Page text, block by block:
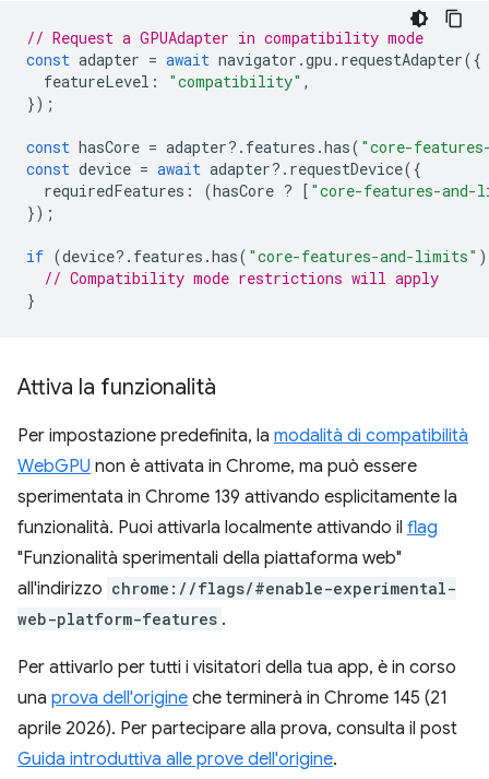
// Request a GPUAdapter in compatibility mode
const adapter = await navigator .gpu . requestAdapter({
featureLevel : "compatibility" ,
});
const hasCore = adapter? . features .has( "core-
const device = await adapter? . requestDevice({
requiredFeatures : (hasCore ? [ "core-features-
});
if (device? . features .has( "core-features-and-limits"
// Compatibility mode restrictions will apply
}
Attiva la funzionalità
Per impostazione predefinita, la modalità di compatibilità
WebGPU non è attivata in Chrome, ma può essere
sperimentata in Chrome 139 attivando esplicitamente la
funzionalità. Puoi attivarla localmente attivando il flag
"Funzionalità sperimentali della piattaforma web"
all'indirizzo chrome://flags/#enable-experimental-
web-platform-features .
Per attivarlo per tutti i visitatori della tua app, è in corso
una prova dell'origine che terminerà in Chrome 145 (21
aprile 2026). Per partecipare alla prova, consulta il post
Guida introduttiva alle prove dell'origine.